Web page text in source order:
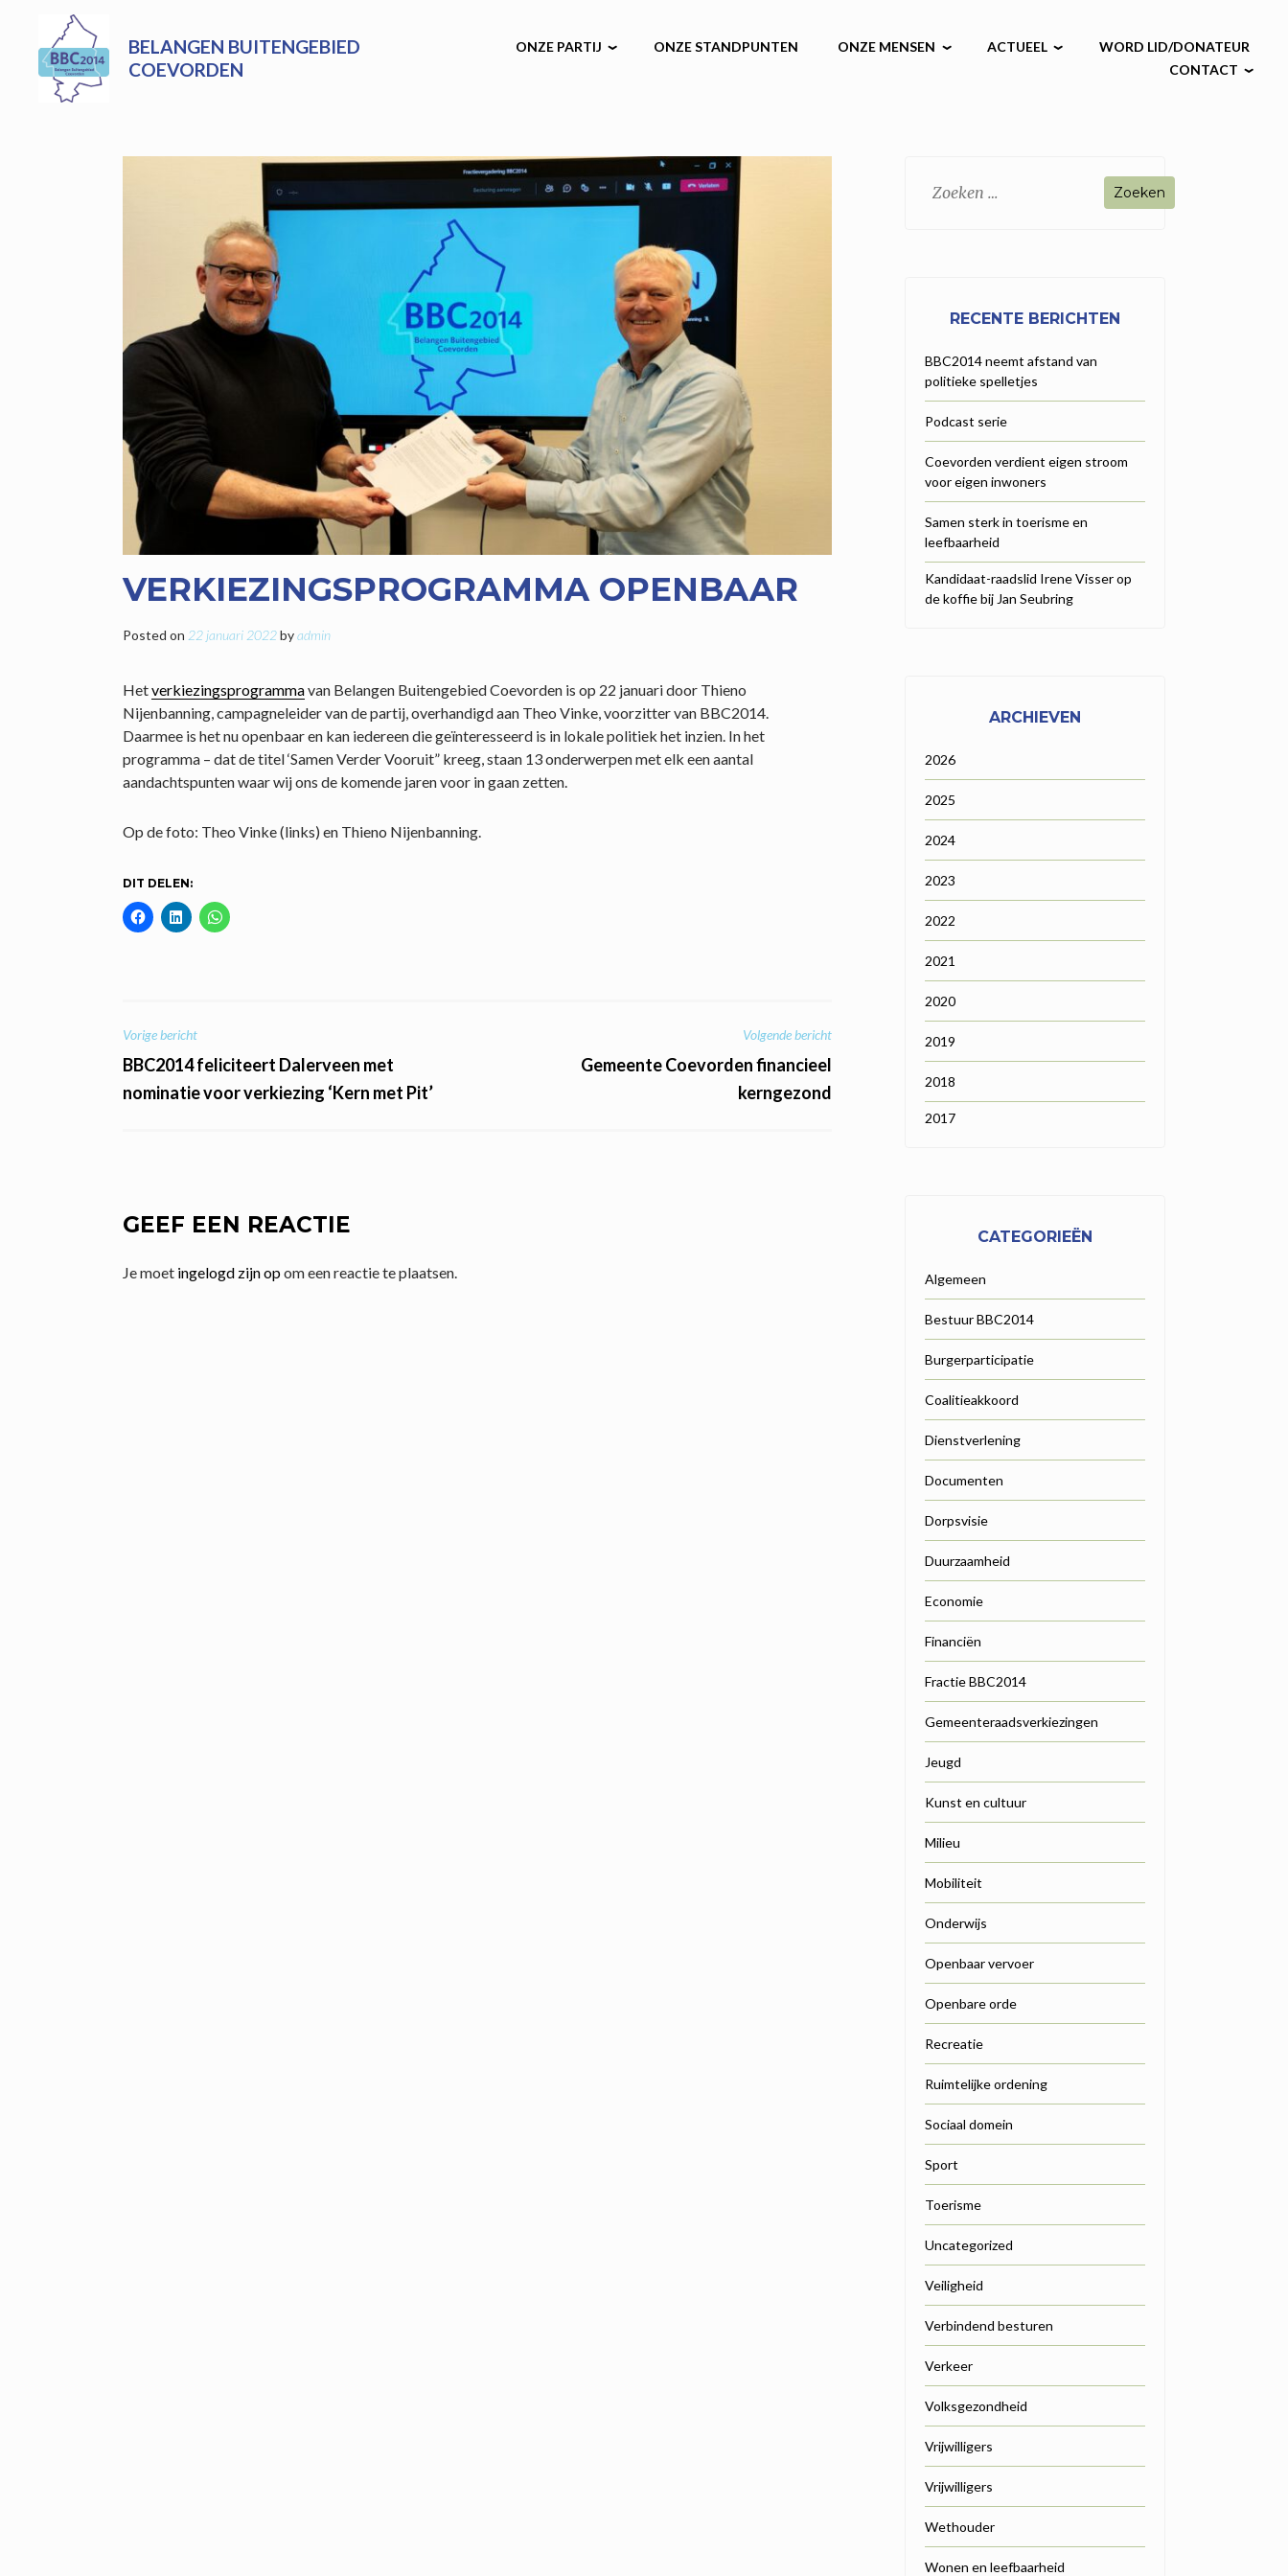
content
BELANGEN BUITENGEBIED
COEVORDEN
ONZE PARTIJ ONZE STANDPUNTEN ONZE MENSEN ACTUEEL
WORD LID/DONATEUR
CONTACT
VERKIEZINGSPROGRAMMA OPENBAAR
Posted on 22 januari 2022byadmin
Hetverkiezingsprogrammavan Belangen Buitengebied Coevorden is op 22 januari door Thieno
Nijenbanning, campagneleider van de partij, overhandigd aan Theo Vinke, voorzitter van BBC2014.
Daarmee is het nu openbaar en kan iedereen die geïnteresseerd is in lokale politiek het inzien. In het
programma – dat de titel ‘Samen Verder Vooruit” kreeg, staan 13 onderwerpen met elk een aantal
aandachtspunten waar wij ons de komende jaren voor in gaan zetten.
Op de foto: Theo Vinke (links) en Thieno Nijenbanning.
DIT DELEN:
BERICHT
NAVIGATIE
Vorige bericht
BBC2014 feliciteert Dalerveen met
nominatie voor verkiezing ‘Kern met Pit’
Volgende bericht
Gemeente Coevorden financieel
kerngezond
GEEF EEN REACTIE
Je moet ingelogd zijn opom een reactie te plaatsen.
Zoeken
RECENTE BERICHTEN
BBC2014 neemt afstand van
politieke spelletjes
Podcast serie
Coevorden verdient eigen stroom
voor eigen inwoners
Samen sterk in toerisme en
leefbaarheid
Kandidaat-raadslid Irene Visser op
de koffie bij Jan Seubring
ARCHIEVEN
2026
2025
2024
2023
2022
2021
2020
2019
2018
2017
CATEGORIEËN
Algemeen
Bestuur BBC2014
Burgerparticipatie
Coalitieakkoord
Dienstverlening
Documenten
Dorpsvisie
Duurzaamheid
Economie
Financiën
Fractie BBC2014
Gemeenteraadsverkiezingen
Jeugd
Kunst en cultuur
Milieu
Mobiliteit
Onderwijs
Openbaar vervoer
Openbare orde
Recreatie
Ruimtelijke ordening
Sociaal domein
Sport
Toerisme
Uncategorized
Veiligheid
Verbindend besturen
Verkeer
Volksgezondheid
Vrijwilligers
Vrijwilligers
Wethouder
Wonen en leefbaarheid